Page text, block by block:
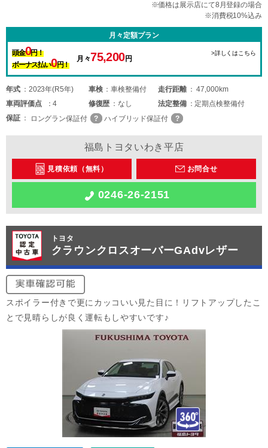
※価格は展示店にて8月登録の場合
※消費税10%込み
月々定額プラン
頭金0円！
ボーナス払い0円！
月々75,200円
>詳しくはこちら
年式 2023年(R5年) 車検 車検整備付 走行距離
47,000km
車両評価点 4 修復歴 なし 法定整備
定期点検整備付
保証
ロングラン保証付 ハイブリッド保証付
福島トヨタいわき平店
見積依頼（無料） お問合せ
0246-26-2151
トヨタ
クラウンクロスオーバーGAdvレザー
スポイラー付きで更にカッコいい見た目に！リフトアップしたこ
とで見晴らしが良く運転もしやすいです♪